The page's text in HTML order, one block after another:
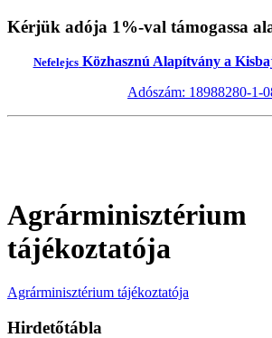
Kérjük adója 1%-val támogassa
NefelejcsKözhasznú Alapítvány a
Adószám: 18988280-1-
Agrárminisztérium
tájékoztatója
Agrárminisztérium tájékoztatója
Hirdetőtábla